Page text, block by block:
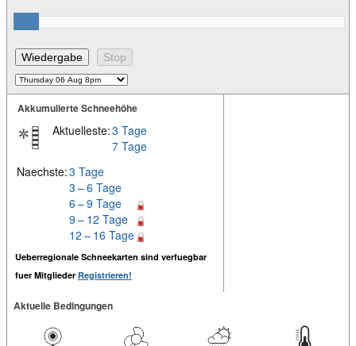
Akkumulierte Schneehöhe
Aktuelleste:3 Tage
7 Tage
Naechste:3 Tage
3 – 6 Tage
6 – 9 Tage
9 – 12 Tage
12 – 16 Tage
Ueberregionale Schneekarten sind verfuegbar
fuer Mitglieder Registrieren!
Aktuelle Bedingungen